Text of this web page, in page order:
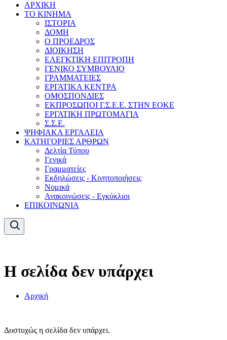
ΑΡΧΙΚΗ
ΤΟ ΚΙΝΗΜΑ
ΙΣΤΟΡΙΑ
ΔΟΜΗ
Ο ΠΡΟΕΔΡΟΣ
ΔΙΟΙΚΗΣΗ
ΕΛΕΓΚΤΙΚΗ ΕΠΙΤΡΟΠΗ
ΓΕΝΙΚΟ ΣΥΜΒΟΥΛΙΟ
ΓΡΑΜΜΑΤΕΙΕΣ
ΕΡΓΑΤΙΚΑ ΚΕΝΤΡΑ
ΟΜΟΣΠΟΝΔΙΕΣ
ΕΚΠΡΟΣΩΠΟΙ Γ.Σ.Ε.Ε. ΣΤΗΝ ΕΟΚΕ
ΕΡΓΑΤΙΚΗ ΠΡΩΤΟΜΑΓΙΑ
Σ.Σ.Ε.
ΨΗΦΙΑΚΑ ΕΡΓΑΛΕΙΑ
ΚΑΤΗΓΟΡΙΕΣ ΑΡΘΡΩΝ
Δελτία Τύπου
Γενικά
Γραμματείες
Εκδηλώσεις - Κινητοποιήσεις
Νομικά
Ανακοινώσεις - Εγκύκλιοι
ΕΠΙΚΟΙΝΩΝΙΑ
Η σελίδα δεν υπάρχει
Αρχική
Δυστυχώς η σελίδα δεν υπάρχει.